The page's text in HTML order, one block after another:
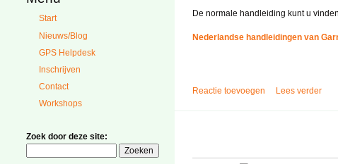
Start
Nieuws/Blog
GPS Helpdesk
Inschrijven
Contact
Workshops
Zoek door deze site:
De normale handleiding kunt u
Nederlandse handleidingen van
Reactie toevoegen Lees verder